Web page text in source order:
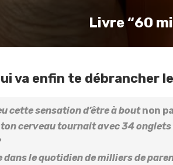
Livre “60
va enfin te débrancher
cette sensation d’être à boutnon
ton cerveau tournait avec 34
dans le quotidien de milliers de